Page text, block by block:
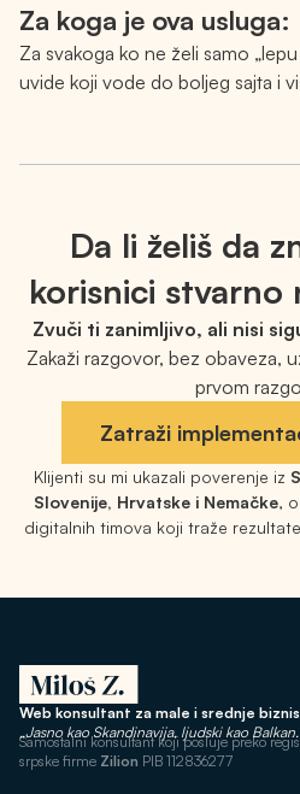
Za koga je ova usluga:
Za svakoga ko ne želi samo
uvide koji vode do boljeg sajta i
Da li želiš da
korisnici stvarno
Zvuči ti zanimljivo, ali nisi
Zakaži razgovor, bez obaveza,
prvom
Zatraži
Klijenti su mi ukazali poverenje iz
Slovenije, Hrvatske i Nemačke,
digitalnih timova koji traže
Web konsultant za male i srednje
„Jasno kao Skandinavija, ljudski kao
Samostalni konsultant koji posluje preko
srpske firme Zilion PIB 112836277